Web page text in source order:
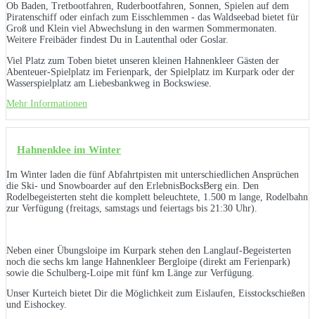
Ob Baden, Tretbootfahren, Ruderbootfahren, Sonnen, Spielen auf dem
Piratenschiff oder einfach zum Eisschlemmen - das Waldseebad bietet für
Groß und Klein viel Abwechslung in den warmen Sommermonaten.
Weitere Freibäder findest Du in Lautenthal oder Goslar.
Viel Platz zum Toben bietet unseren kleinen Hahnenkleer Gästen der
Abenteuer-Spielplatz im Ferienpark, der Spielplatz im Kurpark oder der
Wasserspielplatz am Liebesbankweg in Bockswiese.
Mehr Informationen
Hahnenklee im Winter
Im Winter laden die fünf Abfahrtpisten mit unterschiedlichen Ansprüchen
die Ski- und Snowboarder auf den ErlebnisBocksBerg ein. Den
Rodelbegeisterten steht die komplett beleuchtete, 1.500 m lange, Rodelbahn
zur Verfügung (freitags, samstags und feiertags bis 21:30 Uhr).
Neben einer Übungsloipe im Kurpark stehen den Langlauf-Begeisterten
noch die sechs km lange Hahnenkleer Bergloipe (direkt am Ferienpark)
sowie die Schulberg-Loipe mit fünf km Länge zur Verfügung.
Unser Kurteich bietet Dir die Möglichkeit zum Eislaufen, Eisstockschießen
und Eishockey.